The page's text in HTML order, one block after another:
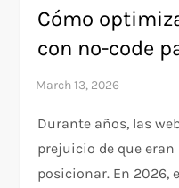
Cómo
con no-code
Durante años, las
prejuicio de que
posicionar. En 2026,